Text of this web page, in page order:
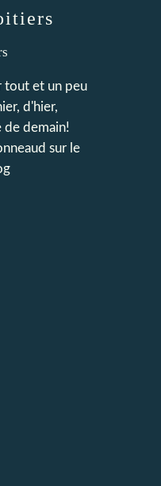
tout et un peu
d'hier,
demain!
sur le